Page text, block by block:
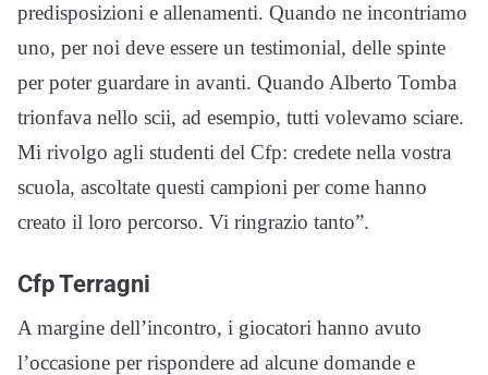
predisposizioni e allenamenti. Quando ne incontriamo
uno, per noi deve essere un testimonial, delle spinte
per poter guardare in avanti. Quando Alberto Tomba
trionfava nello scii, ad esempio, tutti volevamo sciare.
Mi rivolgo agli studenti del Cfp: credete nella vostra
scuola, ascoltate questi campioni per come hanno
creato il loro percorso. Vi ringrazio tanto”.
Cfp Terragni
A margine dell’incontro, i giocatori hanno avuto
l’occasione per rispondere ad alcune domande e